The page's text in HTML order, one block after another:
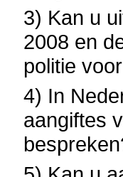
3) Kan u
2008 en
politie
4) In
aangiftes